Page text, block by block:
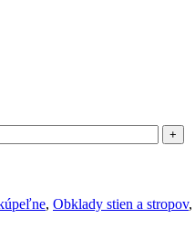
, Obklady stien a stropov,